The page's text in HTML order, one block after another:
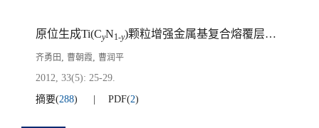
原位生成Ti(CyN1-y)颗粒增强金属基复合熔覆层强化机制
齐勇田 , 曹朝霞, 曹润平
2012, 33(5): 25-29.
摘要(288) PDF(2)